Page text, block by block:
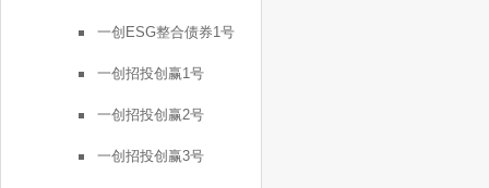
一创ESG整合债券1号
一创招投创赢1号
一创招投创赢2号
一创招投创赢3号